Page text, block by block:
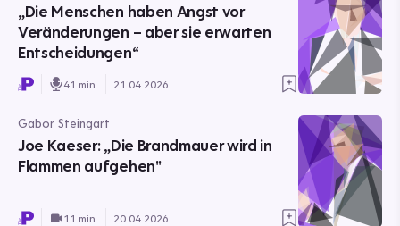
„Die Menschen haben Angst vor
Veränderungen – aber sie erwarten
Entscheidungen“
41 min. 21.04.2026
Gabor Steingart
Joe Kaeser: „Die Brandmauer wird in
Flammen aufgehen"
11 min. 20.04.2026